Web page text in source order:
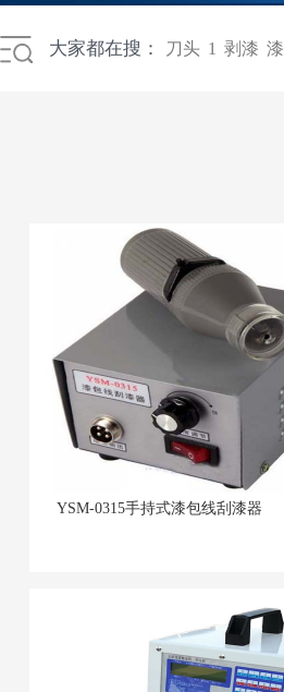
大家都在搜： 刀头 1 剥漆 漆
YSM-0315手持式漆包线刮漆器